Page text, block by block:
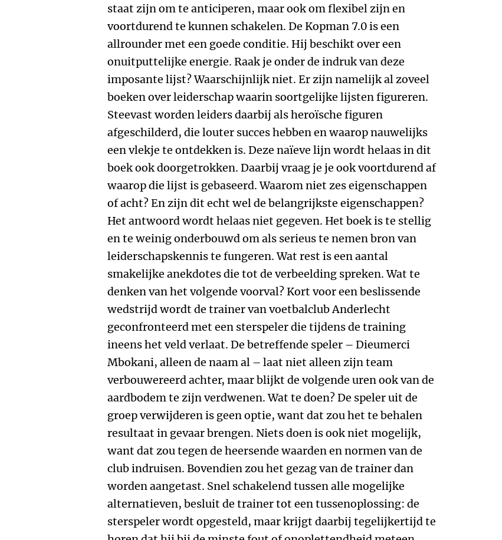
staat zijn om te anticiperen, maar ook om flexibel zijn en
voortdurend te kunnen schakelen. De Kopman 7.0 is een
allrounder met een goede conditie. Hij beschikt over een
onuitputtelijke energie. Raak je onder de indruk van deze
imposante lijst? Waarschijnlijk niet. Er zijn namelijk al zoveel
boeken over leiderschap waarin soortgelijke lijsten figureren.
Steevast worden leiders daarbij als heroïsche figuren
afgeschilderd, die louter succes hebben en waarop nauwelijks
een vlekje te ontdekken is. Deze naïeve lijn wordt helaas in dit
boek ook doorgetrokken. Daarbij vraag je je ook voortdurend af
waarop die lijst is gebaseerd. Waarom niet zes eigenschappen
of acht? En zijn dit echt wel de belangrijkste eigenschappen?
Het antwoord wordt helaas niet gegeven. Het boek is te stellig
en te weinig onderbouwd om als serieus te nemen bron van
leiderschapskennis te fungeren. Wat rest is een aantal
smakelijke anekdotes die tot de verbeelding spreken. Wat te
denken van het volgende voorval? Kort voor een beslissende
wedstrijd wordt de trainer van voetbalclub Anderlecht
geconfronteerd met een sterspeler die tijdens de training
ineens het veld verlaat. De betreffende speler – Dieumerci
Mbokani, alleen de naam al – laat niet alleen zijn team
verbouwereerd achter, maar blijkt de volgende uren ook van de
aardbodem te zijn verdwenen. Wat te doen? De speler uit de
groep verwijderen is geen optie, want dat zou het te behalen
resultaat in gevaar brengen. Niets doen is ook niet mogelijk,
want dat zou tegen de heersende waarden en normen van de
club indruisen. Bovendien zou het gezag van de trainer dan
worden aangetast. Snel schakelend tussen alle mogelijke
alternatieven, besluit de trainer tot een tussenoplossing: de
sterspeler wordt opgesteld, maar krijgt daarbij tegelijkertijd te